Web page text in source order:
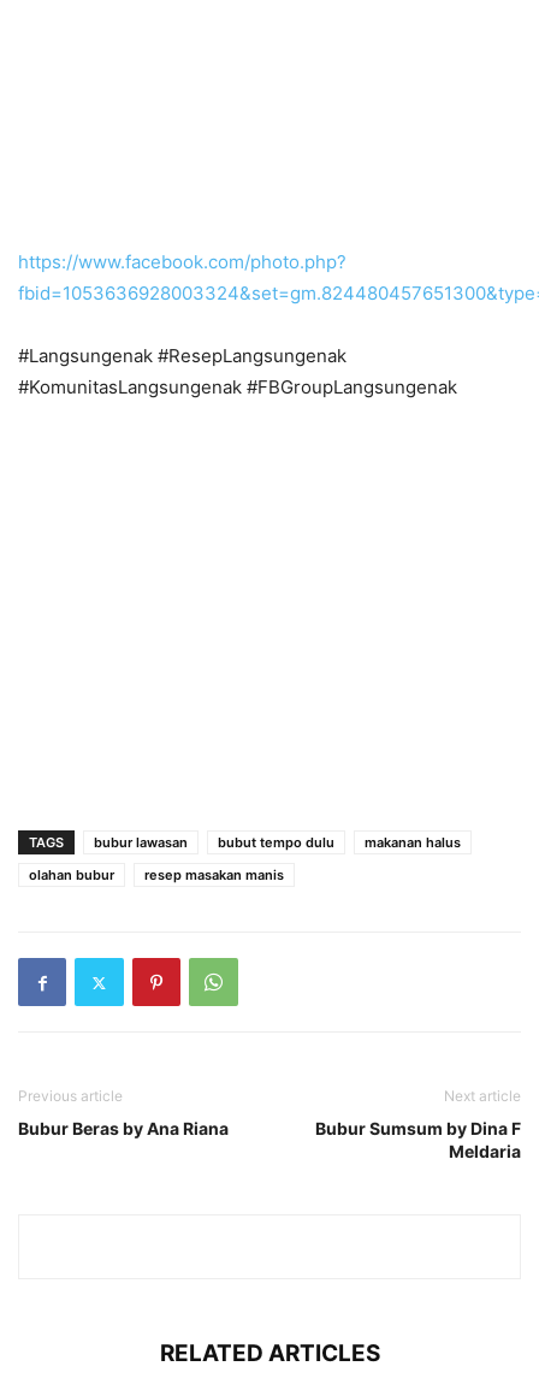
https://www.facebook.com/photo.php?
#Langsungenak #ResepLangsungenak
#KomunitasLangsungenak #FBGroupLangsungenak
TAGS bubur lawasan bubut tempo dulu
makanan halus
olahan bubur
resep masakan manis
Previous article
Bubur Beras by Ana Riana
Next article
Bubur Sumsum by Dina F
Meldaria
RELATED ARTICLES